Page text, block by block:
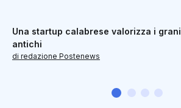
Una startup calabrese valorizza i grani
antichi
di redazione Postenews